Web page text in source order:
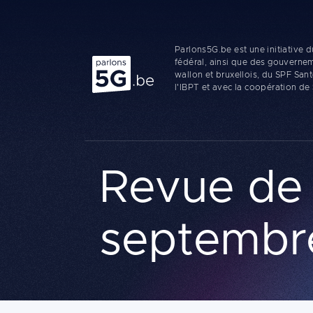
Parlons 5G
Parlons5G.be est une initiative
fédéral, ainsi que des
wallon et bruxellois, du SPF
l'IBPT et avec la coopération de
Revue